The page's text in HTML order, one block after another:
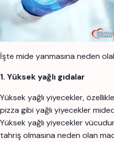
İşte mide yanmasına neden
1. Yüksek yağlı gıdalar
Yüksek yağlı yiyecekler,
pizza gibi yağlı yiyecekler
Yüksek yağlı yiyecekler
tahriş olmasına neden olan